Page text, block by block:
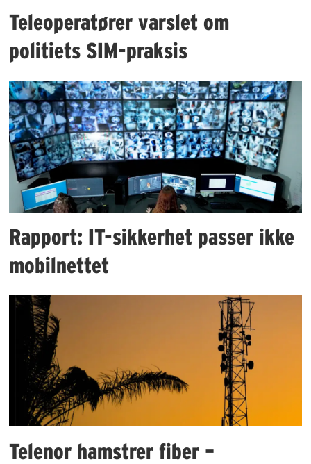
Teleoperatører varslet om
politiets SIM-praksis
Rapport: IT-sikkerhet passer ikke
mobilnettet
Telenor hamstrer fiber –